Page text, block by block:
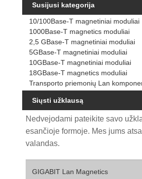
Susijusi kategorija
10/100Base-T magnetiniai moduliai
1000Base-T magnetics moduliai
2,5 GBase-T magnetiniai moduliai
5GBase-T magnetiniai moduliai
10GBase-T magnetiniai moduliai
18GBase-T magnetics moduliai
Transporto priemonių Lan
Siųsti užklausą
Nedvejodami pateikite savo
esančioje formoje. Mes jums
valandas.